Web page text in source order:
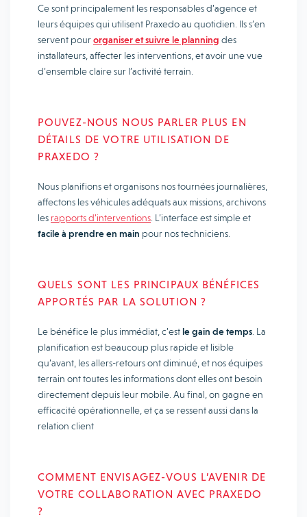
Ce sont principalement les responsables d’agence et
leurs équipes qui utilisent Praxedo au quotidien. Ils s’en
servent pourorganiser et suivre le planning des
installateurs, affecter les interventions, et avoir une vue
d’ensemble claire sur l’activité terrain.
POUVEZ-NOUS NOUS PARLER PLUS EN
DÉTAILS DE VOTRE UTILISATION DE
PRAXEDO ?
Nous planifions et organisons nos tournées journalières,
affectons les véhicules adéquats aux missions, archivons
les rapports d’interventions . L’interface est simple et
facile à prendre en main pour nos techniciens.
QUELS SONT LES PRINCIPAUX BÉNÉFICES
APPORTÉS PAR LA SOLUTION ?
Le bénéfice le plus immédiat, c’estle gain de temps . La
planification est beaucoup plus rapide et lisible
qu’avant, les allers-retours ont diminué, et nos équipes
terrain ont toutes les informations dont elles ont besoin
directement depuis leur mobile. Au final, on gagne en
efficacité opérationnelle, et ça se ressent aussi dans la
relation client
COMMENT ENVISAGEZ-VOUS L’AVENIR DE
VOTRE COLLABORATION AVEC PRAXEDO
?